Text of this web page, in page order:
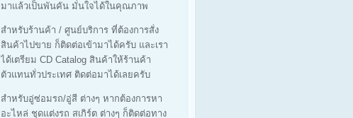
มาแล้วเป็นพันคัน มั่นใจได้ในคุณภาพ
สำหรับร้านค้า / ศูนย์บริการ ที่ต้องการสั่ง
สินค้าไปขาย ก็ติดต่อเข้ามาได้ครับ และเรา
ได้เตรียม CD Catalog สินค้าให้ร้านค้า
ตัวแทนทั่วประเทศ ติดต่อมาได้เลยครับ
สำหรับอู่ซ่อมรถ/อู่สี ต่างๆ หากต้องการหา
อะไหล่ ชุดแต่งรถ สเกิร์ต ต่างๆ ก็ติดต่อทาง